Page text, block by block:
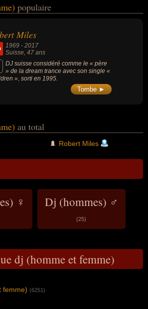
homme d'affaire, producteur ou
ils peuvent avoir été suisse par exemple.
populaire
Miles
1969 - 2017
Suisse, 47 ans
DJ suisse considéré comme le « père
» de la dream trance avec son single «
», sorti en 1995.
Tombe ►
au total
Robert Miles
♀ Dj (hommes) ♂
(25)
dj (homme et femme)
femme) (6251)